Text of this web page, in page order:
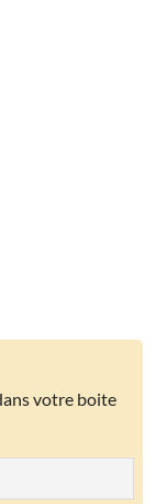
votre boite